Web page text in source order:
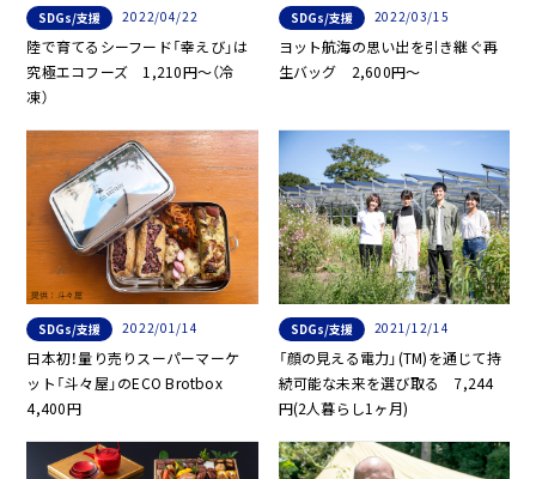
SDGs/支援 2022/04/22
陸で育てるシーフード「幸えび」は
究極エコフーズ 1,210円〜（冷
凍）
SDGs/支援 2022/03/15
ヨット航海の思い出を引き継ぐ再
生バッグ 2,600円〜
SDGs/支援 2022/01/14
日本初！量り売りスーパーマーケ
ット「斗々屋」のECO Brotbox
4,400円
SDGs/支援 2021/12/14
「顔の見える電力」(TM)を通じて持
続可能な未来を選び取る 7,244
円(2人暮らし1ヶ月)